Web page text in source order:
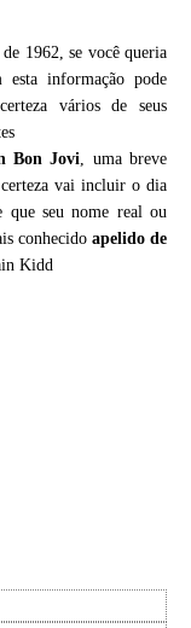
1962, se você queria
esta informação pode
vários de seus
Bon Jovi, uma breve
vai incluir o dia
que seu nome real ou
conhecido apelido de
Kidd